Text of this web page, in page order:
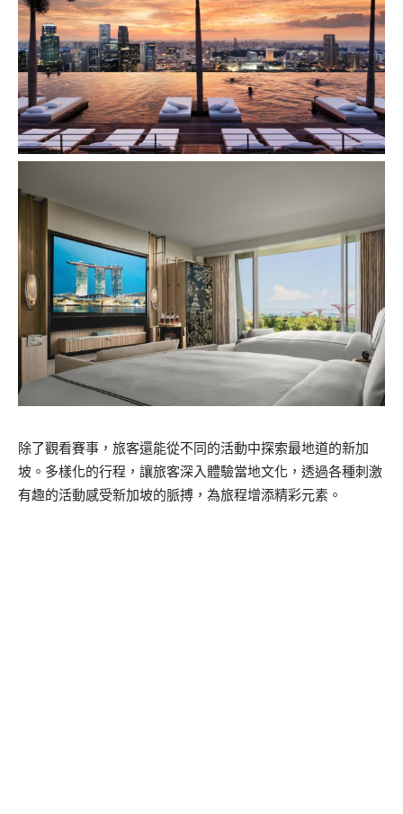
除了觀看賽事，旅客還能從不同的活動中探索最地道的新加
坡。多樣化的行程，讓旅客深入體驗當地文化，透過各種刺激
有趣的活動感受新加坡的脈搏，為旅程增添精彩元素。